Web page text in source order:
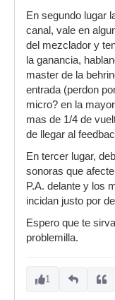
En segundo lugar
canal, vale en
del mezclador y
la ganancia,
master de la
entrada (perdon
micro? en la
mas de 1/4 de
de llegar al
En tercer lugar,
sonoras que
P.A. delante y los
incidan justo por
Espero que te
problemilla.
1